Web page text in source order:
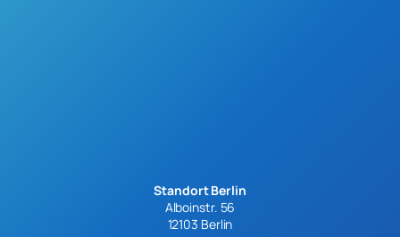
Standort Berlin
Alboinstr. 56
12103 Berlin